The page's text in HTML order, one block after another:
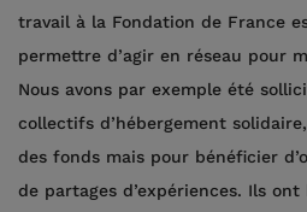
travail à la Fondation de France
permettre d’agir en réseau pour
Nous avons par exemple été
collectifs d’hébergement
des fonds mais pour bénéficier
de partages d’expériences. Ils